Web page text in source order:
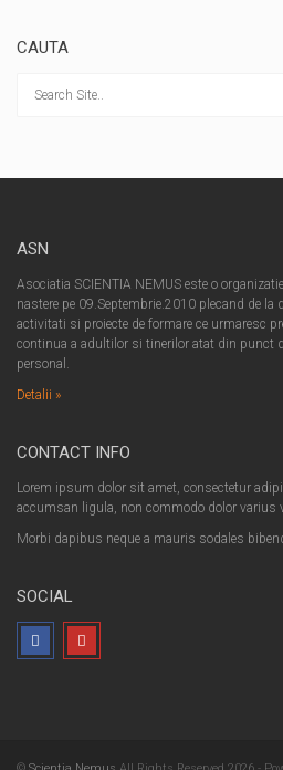
CAUTA
ASN
Asociatia SCIENTIA NEMUS este o
nastere pe 09.Septembrie.2010 plecand de la
activitati si proiecte de formare ce urmaresc
continua a adultilor si tinerilor atat din punct
personal.
Detalii »
CONTACT INFO
Lorem ipsum dolor sit amet, consectetur
accumsan ligula, non commodo dolor varius
Morbi dapibus neque a mauris sodales
SOCIAL